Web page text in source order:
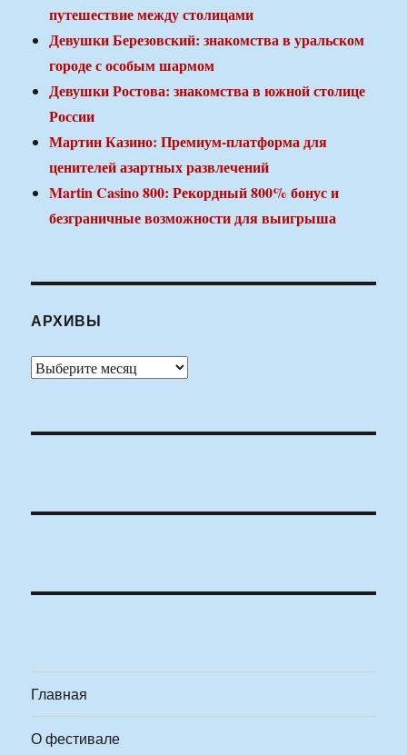
путешествие между столицами
Девушки Березовский: знакомства в уральском
городе с особым шармом
Девушки Ростова: знакомства в южной столице
России
Мартин Казино: Премиум-платформа для
ценителей азартных развлечений
Martin Casino 800: Рекордный 800% бонус и
безграничные возможности для выигрыша
АРХИВЫ
Архивы
Главная
О фестивале